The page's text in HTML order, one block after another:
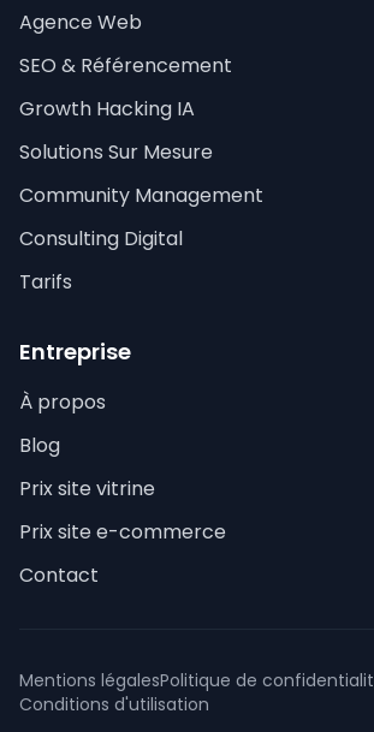
Agence Web
SEO & Référencement
Growth Hacking IA
Solutions Sur Mesure
Community Management
Consulting Digital
Tarifs
Entreprise
À propos
Blog
Prix site vitrine
Prix site e-commerce
Contact
Mentions légalesPolitique de
Conditions d'utilisation